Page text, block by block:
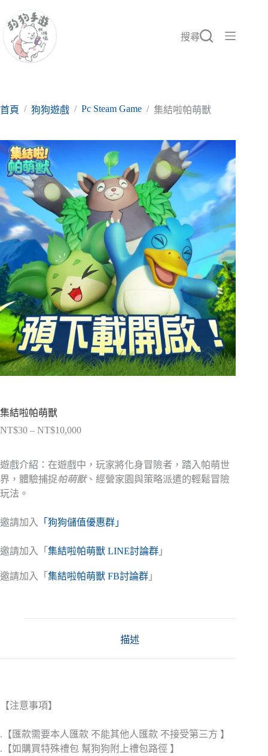
至
要
搜尋
首頁 / 狗狗遊戲 / Pc Steam Game / 集結啦帕萌獸
集結啦帕萌獸
NT$30 – NT$10,000價
範
圍：
NT$30
遊戲介紹：在遊戲中，玩家將化身冒險者，踏入帕萌世
界，體驗捕捉帕萌獸、經營家園與策略派遣的輕鬆冒險
玩法。
邀請加入 「狗狗儲值優惠群」
邀請加入「 集結啦帕萌獸 LINE討論群 」
邀請加入「 集結啦帕萌獸 FB討論群 」
描述
【注意事項】
.【匯款需要本人匯款 不能其他人匯款 不接受第三方 】
.【如購買特殊禮包 幫狗狗附上禮包路徑 】